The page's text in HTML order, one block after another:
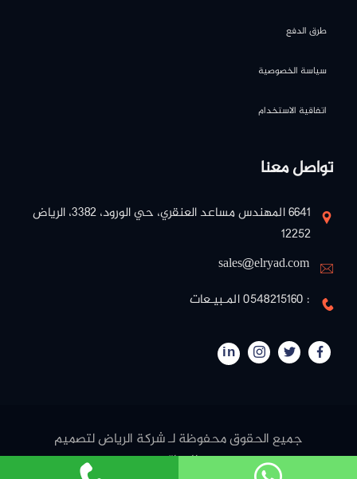
طرق الدفع
سياسة الخصوصية
اتفاقية الاستخدام
تواصل معنا
٦٦٤١ المهندس مساعد العنقري، حي الورود، ٣٣٨٢، الرياض
١٢٢٥٢
sales@elryad.com
: 0548215160 المـبيـعات
in
جميع الحقوق محفوظة لـ شركة الرياض لتصميم
المواقع